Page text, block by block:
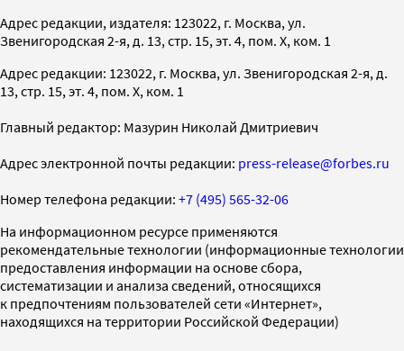
Адрес редакции, издателя: 123022, г. Москва, ул.
Звенигородская 2-я, д. 13, стр. 15, эт. 4, пом. X, ком. 1
Адрес редакции: 123022, г. Москва, ул. Звенигородская 2-я, д.
13, стр. 15, эт. 4, пом. X, ком. 1
Главный редактор: Мазурин Николай Дмитриевич
Адрес электронной почты редакции: press-release@forbes.ru
Номер телефона редакции: +7 (495) 565-32-06
На информационном ресурсе применяются
рекомендательные технологии (информационные технологии
предоставления информации на основе сбора,
систематизации и анализа сведений, относящихся
к предпочтениям пользователей сети «Интернет»,
находящихся на территории Российской Федерации)